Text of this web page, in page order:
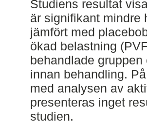
Studiens resultat
är signifikant mindre
jämfört med
ökad belastning
behandlade
innan behandling.
med analysen av
presenteras inget
studien.